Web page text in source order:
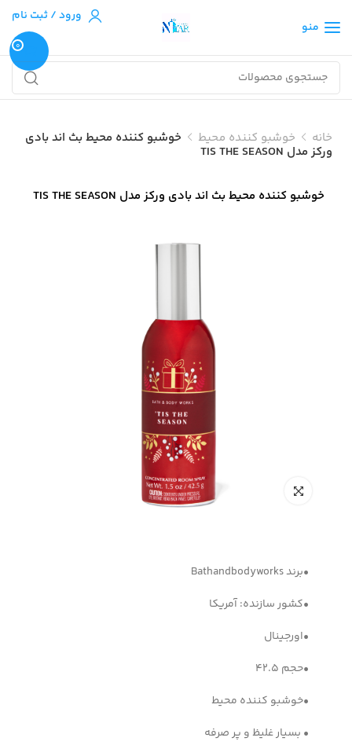
منو
ورود / ثبت نام
0
خانه خوشبو کننده محیط خوشبو کننده محیط بث اند بادی
ورکز مدل TIS THE SEASON
خوشبو کننده محیط بث اند بادی ورکز مدل TIS THE SEASON
•برند Bathandbodyworks
•کشور سازنده: آمریکا
•اورجینال
•حجم 42.5
•خوشبو کننده محیط
• بسیار غلیظ و پر صرفه